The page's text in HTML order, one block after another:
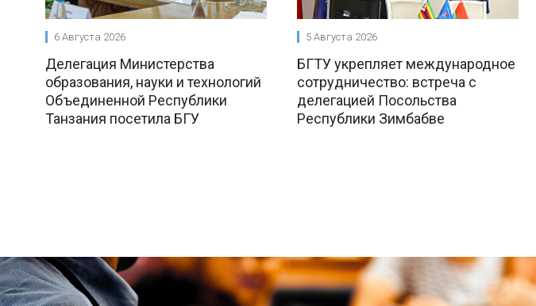
6 Августа 2026
Делегация Министерства
образования, науки и технологий
Объединенной Республики
Танзания посетила БГУ
5 Августа 2026
БГТУ укрепляет международное
сотрудничество: встреча с
делегацией Посольства
Республики Зимбабве